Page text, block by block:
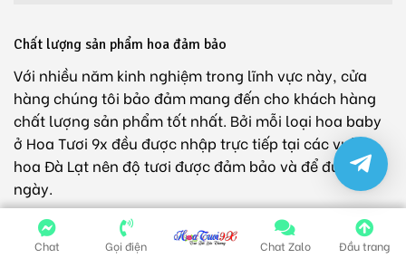
Chất lượng sản phẩm hoa đảm bảo
Với nhiều năm kinh nghiệm trong lĩnh vực này, cửa
hàng chúng tôi bảo đảm mang đến cho khách hàng
chất lượng sản phẩm tốt nhất. Bởi mỗi loại hoa baby
ở Hoa Tươi 9x đều được nhập trực tiếp tại các vườn
hoa Đà Lạt nên độ tươi được đảm bảo và để được lâu
ngày.
Không chỉ thế, chúng tôi còn tuyển chọn kỹ lưỡng tùy
cành hoa một trước khi các nghệ nhân thực hiện cắm
Chat Gọi điện Chat Zalo Đầu trang